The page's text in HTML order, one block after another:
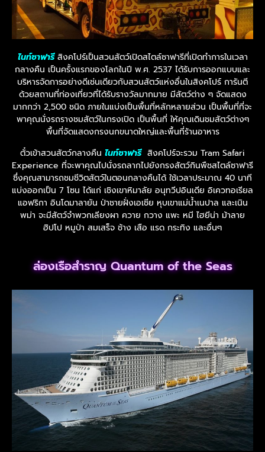
ไนท์ซาฟารีสิงคโปร์เป็นสวนสัตว์เปิดสไตล์ซาฟารีที่เปิดทำการในเวลา
กลางคืน เป็นครั้งแรกของโลกในปี พ.ศ. 2537 ได้รับการออกแบบและ
บริหารจัดการอย่างดีเช่นเดียวกับสวนสัตว์แห่งอื่นในสิงคโปร์ การันตี
ด้วยสถานที่ท่องเที่ยวที่ได้รับรางวัลมากมาย มีสัตว์ต่าง ๆ จัดแสดง
มากกว่า 2,500 ชนิด ภายในแบ่งเป็นพื้นที่หลักหลายส่วน เป็นพื้นที่ที่จะ
พาคุณนั่งรถรางชมสัตว์ในกรงเปิด เป็นพื้นที่ ให้คุณเดินชมสัตว์ต่างๆ
พื้นที่จัดแสดงกรงนกขนาดใหญ่และพื้นที่ร้านอาหาร
ตั๋วเข้าสวนสัตว์กลางคืน ไนท์ซาฟารีสิงคโปร์จะรวม Tram Safari
Experience ที่จะพาคุณไปนั่งรถลากไปยังกรงสัตว์กินพืชสไตล์ซาฟารี
ซึ่งคุณสามารถชมชีวิตสัตว์ในตอนกลางคืนได้ ใช้เวลาประมาณ 40 นาที
แบ่งออกเป็น 7 โซน ได้แก่ เชิงเขาหิมาลัย อนุทวีปอินเดีย อิเควทอเรียล
แอฟริกา อินโดมาลายัน ป่าชายฝั่งเอเชีย หุบเขาแม่น้ำเนปาล และเนิน
พม่า จะมีสัตว์จำพวกเลียงผา ควาย กวาง แพะ หมี ไฮยีน่า ม้าลาย
ฮิปโป หมูป่า สมเสร็จ ช้าง เสือ แรด กระทิง และอื่นๆ
ล่องเรือสำราญ Quantum of the Seas